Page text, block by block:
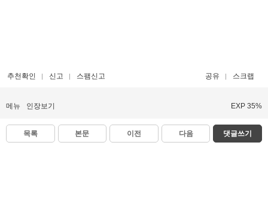
추천확인 신고 스팸신고 공유 스크랩
메뉴 인장보기 EXP 35%
목록 본문 이전 다음 댓글쓰기